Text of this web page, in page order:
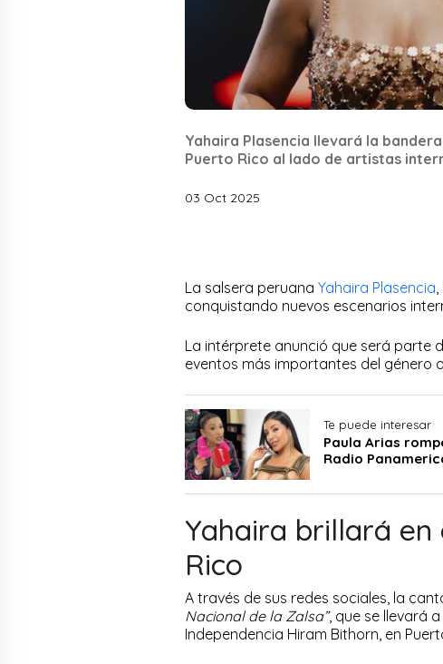
Yahaira Plasencia llevará la
Puerto Rico al lado de artistas
03 Oct 2025
La salsera peruana Yahaira Plasencia
conquistando nuevos escenarios
La intérprete anunció que será parte
eventos más importantes del género
Te puede interesar
Paula Arias
Radio
Yahaira brillará en
Rico
A través de sus redes sociales, la
Nacional de la Zalsa”, que se llevará
Independencia Hiram Bithorn, en